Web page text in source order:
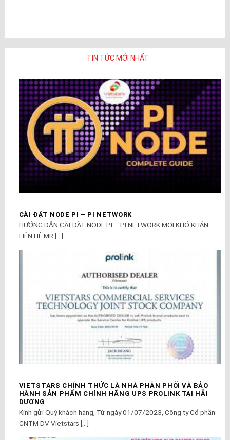
TIN TỨC MỚI NHẤT
CÀI ĐẶT NODE PI – PI NETWORK
HƯỚNG DẪN CÀI ĐẶT NODE PI – PI NETWORK MỌI KHÓ KHĂN
LIÊN HỆ MR [...]
VIETSTARS CHÍNH THỨC LÀ NHÀ PHÂN PHỐI VÀ BẢO
HÀNH SẢN PHẨM CHÍNH HÃNG UPS PROLINK TẠI HẢI
DƯƠNG
Kính gửi Quý khách hàng, Từ ngày 01/07/2023, Công ty Cổ phần
CNTM DV Vietstars [...]